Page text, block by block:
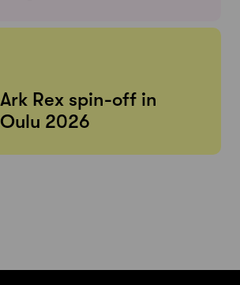
Ark Rex spin-off in
Oulu 2026